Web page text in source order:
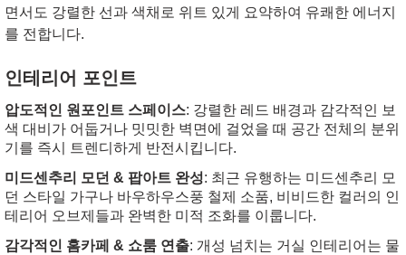
면서도 강렬한 선과 색채로 위트 있게 요약하여 유쾌한 에너지
를 전합니다.
인테리어 포인트
압도적인 원포인트 스페이스: 강렬한 레드 배경과 감각적인 보
색 대비가 어둡거나 밋밋한 벽면에 걸었을 때 공간 전체의 분위
기를 즉시 트렌디하게 반전시킵니다.
미드센추리 모던 & 팝아트 완성: 최근 유행하는 미드센추리 모
던 스타일 가구나 바우하우스풍 철제 소품, 비비드한 컬러의 인
테리어 오브제들과 완벽한 미적 조화를 이룹니다.
감각적인 홈카페 & 쇼룸 연출: 개성 넘치는 거실 인테리어는 물